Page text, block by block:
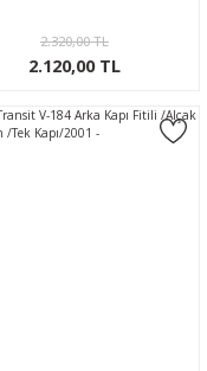
2.320,00 TL
2.120,00 TL